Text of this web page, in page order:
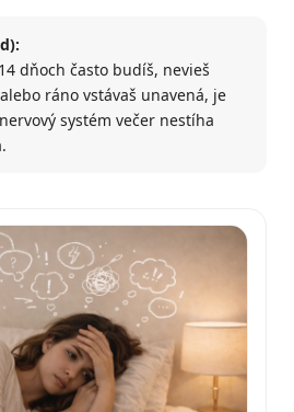
dňoch často budíš, nevieš
ráno vstávaš unavená, je
systém večer nestíha